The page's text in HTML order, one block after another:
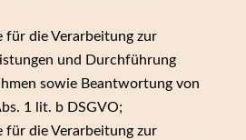
für die Verarbeitung zur
und Durchführung
sowie Beantwortung von
1 lit. b DSGVO;
für die Verarbeitung zur